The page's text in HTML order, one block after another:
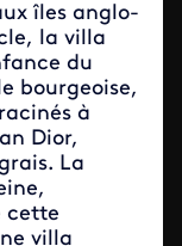
îles anglo-
la villa
du
bourgeoise,
à
Dior,
La
cette
villa